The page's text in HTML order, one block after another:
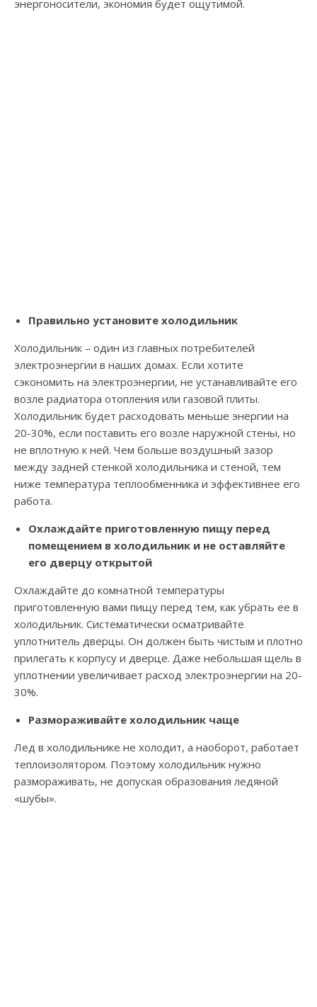
энергоносители, экономия будет ощутимой.
Правильно установите холодильник
Холодильник – один из главных потребителей
электроэнергии в наших домах. Если хотите
сэкономить на электроэнергии, не устанавливайте его
возле радиатора отопления или газовой плиты.
Холодильник будет расходовать меньше энергии на
20-30%, если поставить его возле наружной стены, но
не вплотную к ней. Чем больше воздушный зазор
между задней стенкой холодильника и стеной, тем
ниже температура теплообменника и эффективнее его
работа.
Охлаждайте приготовленную пищу перед
помещением в холодильник и не оставляйте
его дверцу открытой
Охлаждайте до комнатной температуры
приготовленную вами пищу перед тем, как убрать ее в
холодильник. Систематически осматривайте
уплотнитель дверцы. Он должен быть чистым и плотно
прилегать к корпусу и дверце. Даже небольшая щель в
уплотнении увеличивает расход электроэнергии на 20-
30%.
Размораживайте холодильник чаще
Лед в холодильнике не холодит, а наоборот, работает
теплоизолятором. Поэтому холодильник нужно
размораживать, не допуская образования ледяной
«шубы».